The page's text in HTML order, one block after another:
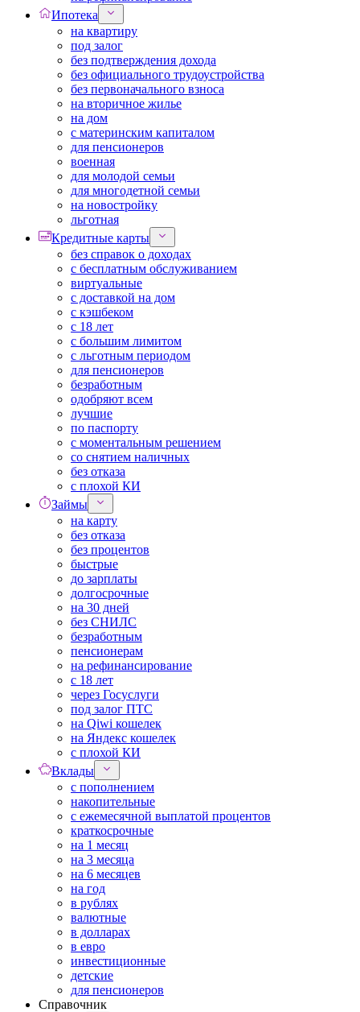
Ипотека
на квартиру
под залог
без подтверждения дохода
без официального трудоустройства
без первоначального взноса
на вторичное жилье
на дом
с материнским капиталом
для пенсионеров
военная
для молодой семьи
для многодетной семьи
на новостройку
льготная
Кредитные карты
без справок о доходах
с бесплатным обслуживанием
виртуальные
с доставкой на дом
с кэшбеком
с 18 лет
с большим лимитом
с льготным периодом
для пенсионеров
безработным
одобряют всем
лучшие
по паспорту
с моментальным решением
со снятием наличных
без отказа
с плохой КИ
Займы
на карту
без отказа
без процентов
быстрые
до зарплаты
долгосрочные
на 30 дней
без СНИЛС
безработным
пенсионерам
на рефинансирование
с 18 лет
через Госуслуги
под залог ПТС
на Qiwi кошелек
на Яндекс кошелек
с плохой КИ
Вклады
с пополнением
накопительные
с ежемесячной выплатой процентов
краткосрочные
на 1 месяц
на 3 месяца
на 6 месяцев
на год
в рублях
валютные
в долларах
в евро
инвестиционные
детские
для пенсионеров
Справочник